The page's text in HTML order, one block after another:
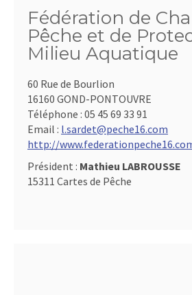
Fédération de
Pêche et de
Milieu Aquatique
60 Rue de Bourlion
16160 GOND-PONTOUVRE
Téléphone : 05 45 69 33 91
Email : l.sardet@peche16.com
http://
Président : Mathieu LABROUSSE
15311 Cartes de Pêche